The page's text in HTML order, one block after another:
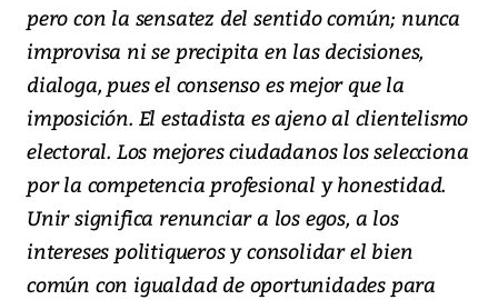
pero con la sensatez del sentido común; nunca
improvisa ni se precipita en las decisiones,
dialoga, pues el consenso es mejor que la
imposición. El estadista es ajeno al clientelismo
electoral. Los mejores ciudadanos los selecciona
por la competencia profesional y honestidad.
Unir significa renunciar a los egos, a los
intereses politiqueros y consolidar el bien
común con igualdad de oportunidades para